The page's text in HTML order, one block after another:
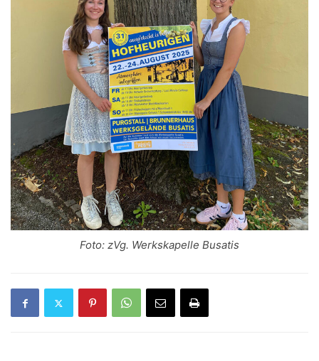
Foto: zVg. Werkskapelle Busatis